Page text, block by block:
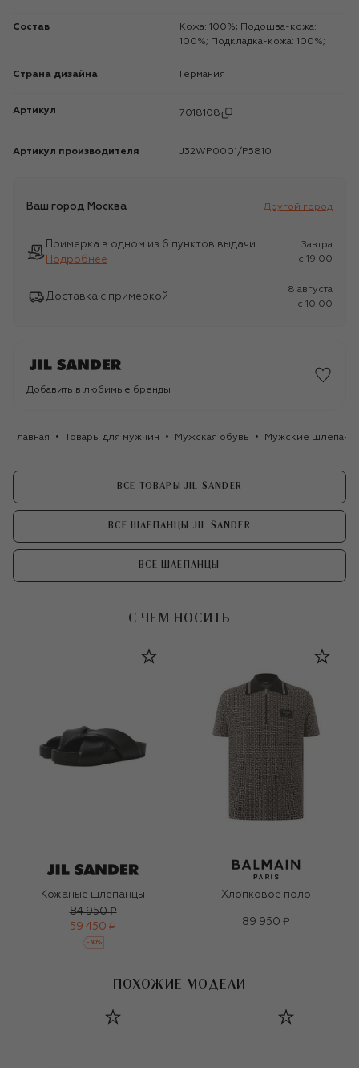
Состав
Кожа: 100%; Подошва-кожа:
100%; Подкладка-кожа: 100%;
Страна дизайна Германия
Артикул 7018108
Артикул производителя J32WP0001/P5810
Ваш город Москва Другой город
Примерка в одном из 6 пунктов выдачи
Подробнее
Завтра
c 19:00
Доставка с примеркой
8 августа
c 10:00
Добавить в любимые бренды
Главная Товары для мужчин Мужская обувь Мужские
ВСЕ ТОВАРЫ JIL SANDER
ВСЕ ШЛЕПАНЦЫ JIL SANDER
ВСЕ ШЛЕПАНЦЫ
С ЧЕМ НОСИТЬ
Кожаные шлепанцы
84 950 ₽
59 450 ₽
-30%
Хлопковое поло
89 950 ₽
ПОХОЖИЕ МОДЕЛИ